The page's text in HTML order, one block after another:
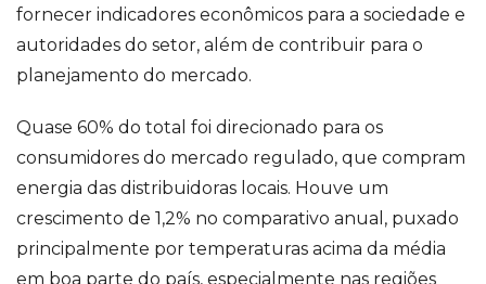
fornecer indicadores econômicos para a sociedade e
autoridades do setor, além de contribuir para o
planejamento do mercado.
Quase 60% do total foi direcionado para os
consumidores do mercado regulado, que compram
energia das distribuidoras locais. Houve um
crescimento de 1,2% no comparativo anual, puxado
principalmente por temperaturas acima da média
em boa parte do país, especialmente nas regiões